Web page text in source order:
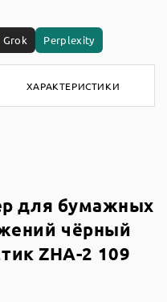
Grok Perplexity
ХАРАКТЕРИСТИКИ
для бумажных
чёрный
ZHA-2 109